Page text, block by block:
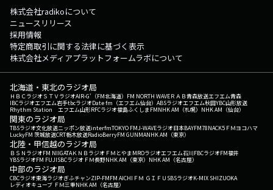
株式会社radikoについて
ニュースリリース
採用情報
特定商取引に関する法律に基づく表示
株式会社メディアプラットフォームラボについて
北海道・東北のラジオ局
ＨＢＣラジオＳＴＶラジオAIR-G'（FM北海道） FM NORTH WAVEＲＡＢ青森放送エフエム青森
IBCラジオエフエム岩手tbcラジオDate fm（エフエム仙台） ABSラジオエフエム秋田YBC山形放送
Rhythm Station エフエム山形RFCラジオ福島ふくしまFMNHK AM（札幌） NHK AM（仙台）
関東のラジオ局
TBSラジオ文化放送ニッポン放送interfmTOKYO FMJ-WAVEラジオ日本BAYFM78NACK5 ＦＭヨコハマ
LuckyFM 茨城放送CRT栃木放送RadioBerryFM GUNMANHK AM（東京）
北陸・甲信越のラジオ局
ＢＳＮラジオFM NIIGATAＫＮＢラジオ ＦＭとやまMROラジオエフエム石川FBCラジオFM福井
YBSラジオFM FUJISBCラジオ ＦＭ長野NHK AM（東京） NHK AM（名古屋）
中部のラジオ局
CBCラジオ東海ラジオぎふチャンZIP-FMFM AICHI ＦＭ ＧＩＦＵ SBSラジオK-MIX SHIZUOKA
レディオキューブ ＦＭ三重NHK AM（名古屋）